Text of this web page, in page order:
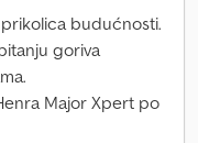
budućnosti.
goriva
Major Xpert po